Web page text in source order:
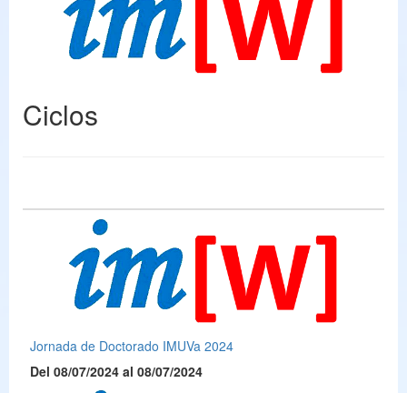
Ciclos
Jornada de Doctorado IMUVa 2024
Del 08/07/2024 al 08/07/2024